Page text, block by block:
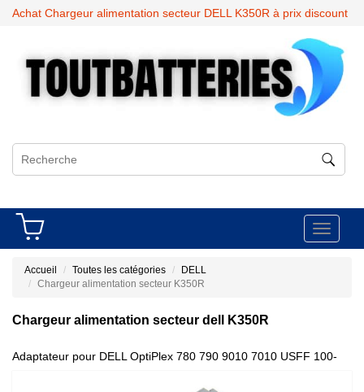
Achat Chargeur alimentation secteur DELL K350R à prix discount
Toggle
Accueil Toutes les catégories
DELL
Chargeur alimentation secteur K350R
Chargeur alimentation secteur dell K350R
Adaptateur pour DELL OptiPlex 780 790 9010 7010 USFF 100-